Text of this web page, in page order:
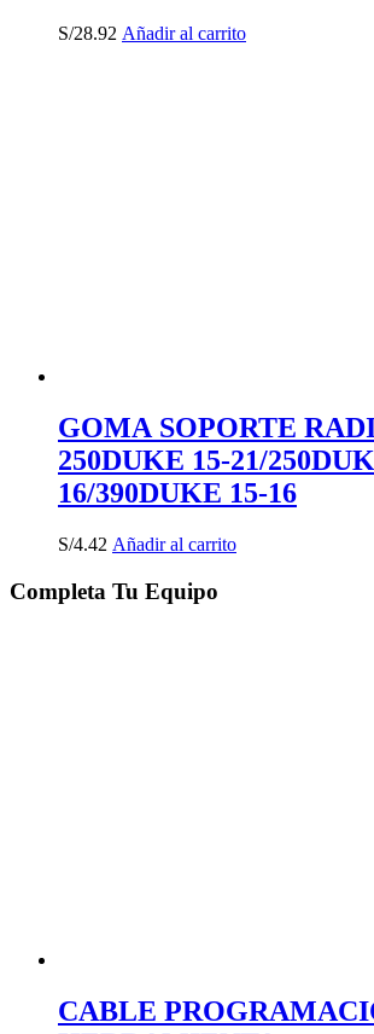
S/28.92 Añadir al carrito
GOMA SOPORTE
250DUKE 15-21/
16/390DUKE 15-16
S/4.42 Añadir al carrito
Completa Tu Equipo
CABLE